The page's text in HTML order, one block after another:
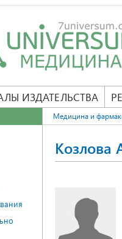
ИЗДАТЕЛЬСТВА
Медицина и
Козлова